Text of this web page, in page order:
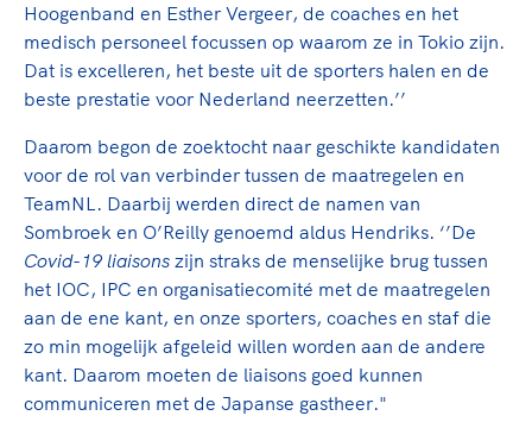
Lees verder
Hoogenband en Esther Vergeer, de coaches en het
medisch personeel focussen op waarom ze in Tokio zijn.
Dat is excelleren, het beste uit de sporters halen en de
beste prestatie voor Nederland neerzetten.’’
Daarom begon de zoektocht naar geschikte kandidaten
voor de rol van verbinder tussen de maatregelen en
TeamNL. Daarbij werden direct de namen van
Sombroek en O’Reilly genoemd aldus Hendriks. ‘’De
Covid-19 liaisons zijn straks de menselijke brug tussen
het IOC, IPC en organisatiecomité met de maatregelen
aan de ene kant, en onze sporters, coaches en staf die
zo min mogelijk afgeleid willen worden aan de andere
kant. Daarom moeten de liaisons goed kunnen
communiceren met de Japanse gastheer."